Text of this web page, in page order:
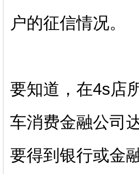
户的征信情况。
要知道，在4s店
车消费金融公司
要得到银行或金